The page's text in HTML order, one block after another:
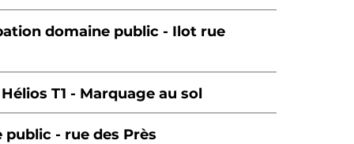
domaine public - Ilot rue
T1 - Marquage au sol
public - rue des Près